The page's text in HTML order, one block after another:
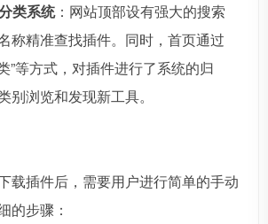
类系统：网站顶部设有强大的搜索
称精准查找插件。同时，首页通过
”等方式，对插件进行了系统的归
别浏览和发现新工具。
载插件后，需要用户进行简单的手动
的步骤：